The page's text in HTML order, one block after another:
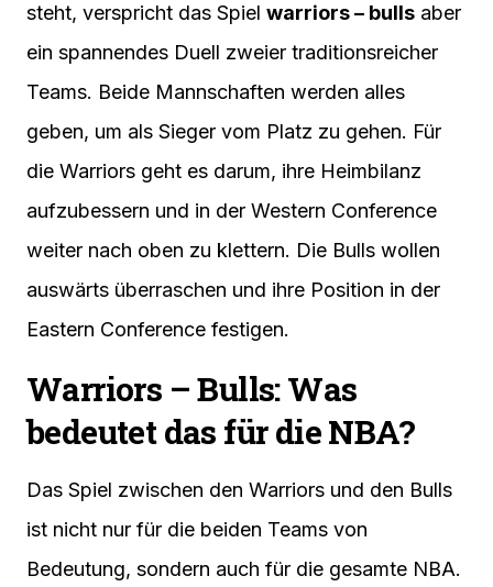
steht, verspricht das Spiel warriors – bulls aber
ein spannendes Duell zweier traditionsreicher
Teams. Beide Mannschaften werden alles
geben, um als Sieger vom Platz zu gehen. Für
die Warriors geht es darum, ihre Heimbilanz
aufzubessern und in der Western Conference
weiter nach oben zu klettern. Die Bulls wollen
auswärts überraschen und ihre Position in der
Eastern Conference festigen.
Warriors – Bulls: Was
bedeutet das für die NBA?
Das Spiel zwischen den Warriors und den Bulls
ist nicht nur für die beiden Teams von
Bedeutung, sondern auch für die gesamte NBA.